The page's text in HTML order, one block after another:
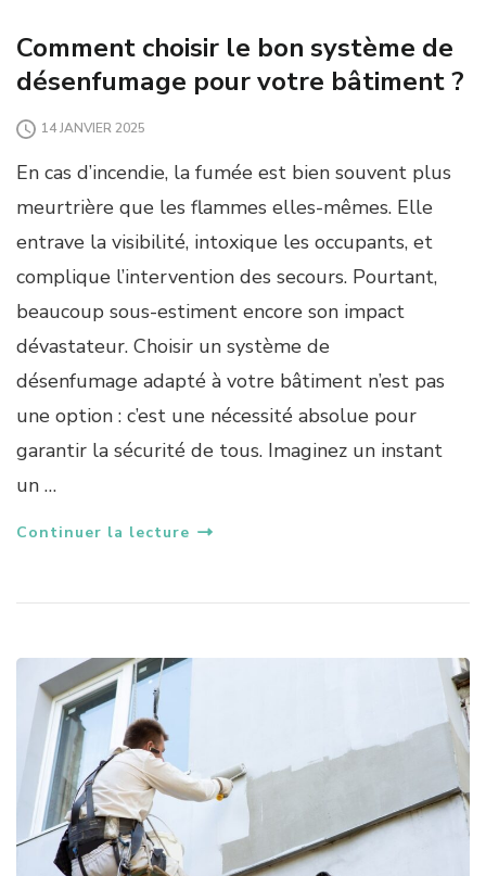
Comment choisir le bon système de
désenfumage pour votre bâtiment ?
14 JANVIER 2025
En cas d’incendie, la fumée est bien souvent plus
meurtrière que les flammes elles-mêmes. Elle
entrave la visibilité, intoxique les occupants, et
complique l’intervention des secours. Pourtant,
beaucoup sous-estiment encore son impact
dévastateur. Choisir un système de
désenfumage adapté à votre bâtiment n’est pas
une option : c’est une nécessité absolue pour
garantir la sécurité de tous. Imaginez un instant
un …
Continuer la lecture